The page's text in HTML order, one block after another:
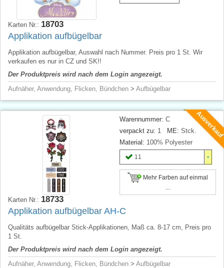
Karten Nr.: 18703
Applikation aufbügelbar
Applikation aufbügelbar, Auswahl nach Nummer. Preis pro 1 St. Wir
verkaufen es nur in CZ und SK!!
Der Produktpreis wird nach dem Login angezeigt.
Aufnäher, Anwendung, Flicken, Bündchen > Aufbügelbar
Warennummer: C
verpackt zu: 1 ME: Stck.
Material: 100% Polyester
11
Mehr Farben auf einmal
Karten Nr.: 18733
Applikation aufbügelbar AH-C
Qualitäts aufbügelbar Stick-Applikationen, Maß ca. 8-17 cm, Preis pro
1 St.
Der Produktpreis wird nach dem Login angezeigt.
Aufnäher, Anwendung, Flicken, Bündchen > Aufbügelbar